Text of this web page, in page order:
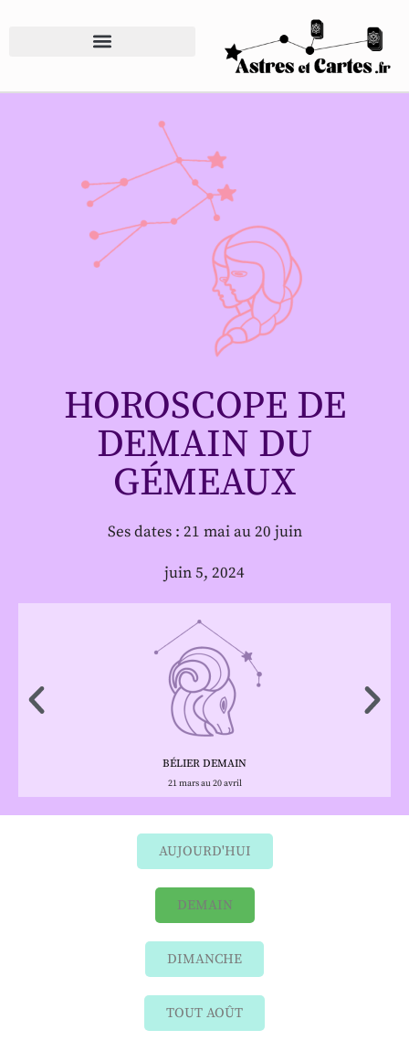
HOROSCOPE DE
DEMAIN DU
GÉMEAUX
Ses dates : 21 mai au 20 juin
juin 5, 2024
BÉLIER DEMAIN
21 mars au 20 avril
AUJOURD'HUI
DEMAIN
DIMANCHE
TOUT AOÛT